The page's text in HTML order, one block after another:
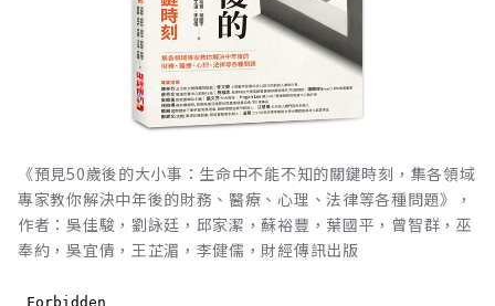
《預見50歲後的大小事：生命中不能不知的關鍵時刻，集各領域
專家教你解決中年後的財務、醫療、心理、法律等各種問題》，
作者：吳佳駿，劉詠廷，邱家潔，蘇裕豐，葉國平，曾智群，巫
奉約，吳宜倩，王芷湄，李健儒，財經傳訊出版